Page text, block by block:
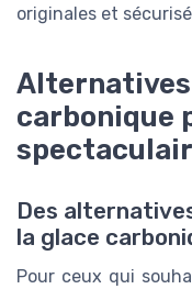
originales et
Alternatives
carbonique
Des
la glace
Pour ceux qui